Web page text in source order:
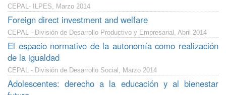
CEPAL- ILPES, Marzo 2014
Foreign direct investment and welfare
CEPAL - División de Desarrollo Productivo y Empresarial, Abril 2014
El espacio normativo de la autonomía como realización
de la igualdad
CEPAL - División de Desarrollo Social, Marzo 2014
Adolescentes: derecho a la educación y al bienestar